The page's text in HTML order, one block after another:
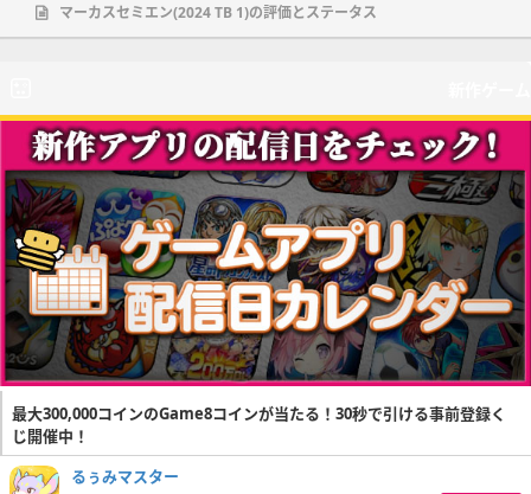
マーカスセミエン(2024 TB 1)の評価とステータス
最大300,000コインのGame8コインが当たる！30秒で引ける事前登録く
じ開催中！
るぅみマスター